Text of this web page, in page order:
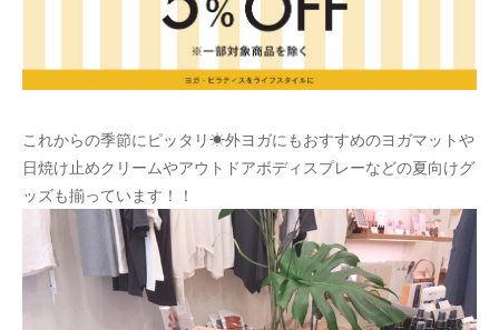
これからの季節にピッタリ☀外ヨガにもおすすめのヨガマットや
日焼け止めクリームやアウトドアボディスプレーなどの夏向けグ
ッズも揃っています！！